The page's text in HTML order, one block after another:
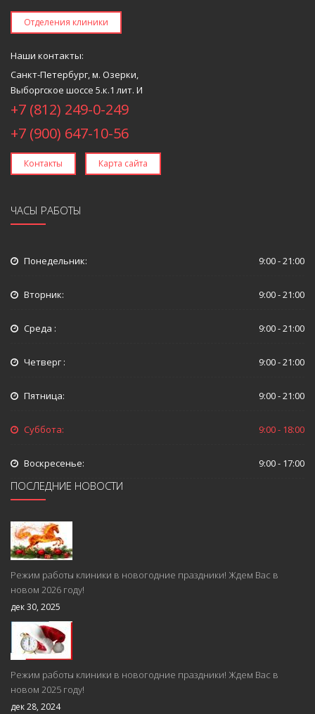
Отделения клиники
Наши контакты:
Санкт-Петербург, м. Озерки,
Выборгское шоссе 5.к.1 лит. И
+7 (812) 249-0-249
+7 (900) 647-10-56
Контакты Карта сайта
ЧАСЫ РАБОТЫ
Понедельник: 9:00 - 21:00
Вторник: 9:00 - 21:00
Среда : 9:00 - 21:00
Четверг : 9:00 - 21:00
Пятница: 9:00 - 21:00
Суббота: 9:00 - 18:00
Воскресенье: 9:00 - 17:00
ПОСЛЕДНИЕ НОВОСТИ
Режим работы клиники в новогодние праздники! Ждем Вас в
новом 2026 году!
дек 30, 2025
Режим работы клиники в новогодние праздники! Ждем Вас в
новом 2025 году!
дек 28, 2024